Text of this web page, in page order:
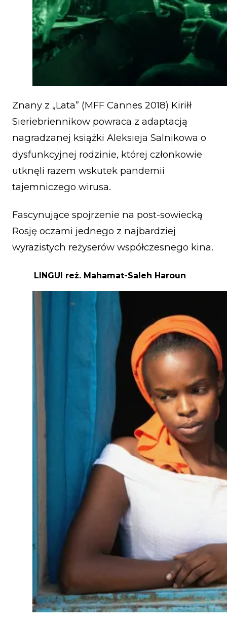
Znany z „Lata” (MFF Cannes 2018) Kiriłł
Sieriebriennikow powraca z adaptacją
nagradzanej książki Aleksieja Salnikowa o
dysfunkcyjnej rodzinie, której członkowie
utknęli razem wskutek pandemii
tajemniczego wirusa.
Fascynujące spojrzenie na post-sowiecką
Rosję oczami jednego z najbardziej
wyrazistych reżyserów współczesnego kina.
LINGUI reż. Mahamat-Saleh Haroun